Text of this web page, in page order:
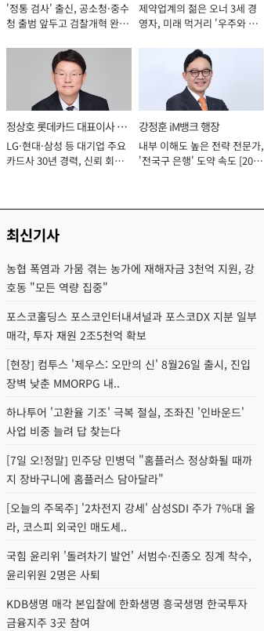
서관
'정통 검사' 출신, 공소청·중수
청 출범 앞두고 검찰개혁 완수
표이사 사장
제약업계의 젊은 오너 3세 경
영자, 미래 먹거리 '우주와 헬
정상호 롯데카드 대표이사 사
장
LG·현대·삼성 등 대기업 주요
카드사 30년 경력, 신뢰 회복
강정훈 iM뱅크 행장
내부 이해도 높은 전략 전문가,
'전국구 은행' 도약 속도 [2026
최신기사
농협 폭염과 가뭄 겪는 농가에 재해자금 3천억 지원, 강
호동 "모든 역량 집중"
포스코홀딩스 포스코인터내셔널과 포스코DX 지분 일부
매각, 투자 재원 2조5천억 확보
[현장] 컴투스 '제우스: 오만의 신' 8월26일 출시, 진입
장벽 낮춘 MMORPG 내..
하나투어 '고환율 기조' 극복 절실, 조좌진 '인바운드'
사업 비중 늘려 답 찾는다
[7일 오!정말] 민주당 민병덕 "홈플러스 정상화될 때까
지 장바구니에 홈플러스 담아달라"
[오늘의 주목주] '2차전지 강세' 삼성SDI 주가 7%대 올
라, 코스피 외국인 매도세..
국힘 윤리위 '돌려차기 발언' 서범수·진종오 징계 착수,
윤리위원 2명은 사퇴
KDB생명 매각 본입찰에 한화생명 흥국생명 한국투자
금융지주 3곳 참여